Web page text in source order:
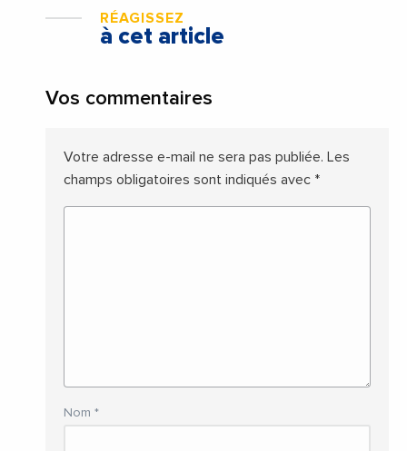
RÉAGISSEZ
à cet article
Vos commentaires
Votre adresse e-mail ne sera pas publiée. Les
champs obligatoires sont indiqués avec *
Nom *